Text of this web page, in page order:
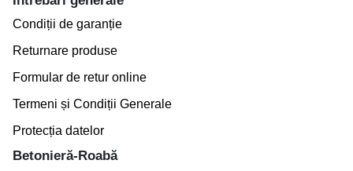
Condiții de garanție
Returnare produse
Formular de retur online
Termeni și Condiții Generale
Protecția datelor
Betonieră-Roabă